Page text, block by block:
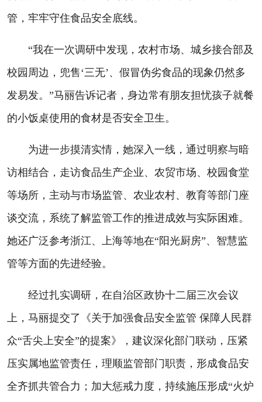
管，牢牢守住食品安全底线。
“我在一次调研中发现，农村市场、城乡接合部及
校园周边，兜售‘三无’、假冒伪劣食品的现象仍然多
发易发。”马丽告诉记者，身边常有朋友担忧孩子就餐
的小饭桌使用的食材是否安全卫生。
为进一步摸清实情，她深入一线，通过明察与暗
访相结合，走访食品生产企业、农贸市场、校园食堂
等场所，主动与市场监管、农业农村、教育等部门座
谈交流，系统了解监管工作的推进成效与实际困难。
她还广泛参考浙江、上海等地在“阳光厨房”、智慧监
管等方面的先进经验。
经过扎实调研，在自治区政协十二届三次会议
上，马丽提交了《关于加强食品安全监管 保障人民群
众“舌尖上安全”的提案》，建议深化部门联动，压紧
压实属地监管责任，理顺监管部门职责，形成食品安
全齐抓共管合力；加大惩戒力度，持续施压形成“火炉